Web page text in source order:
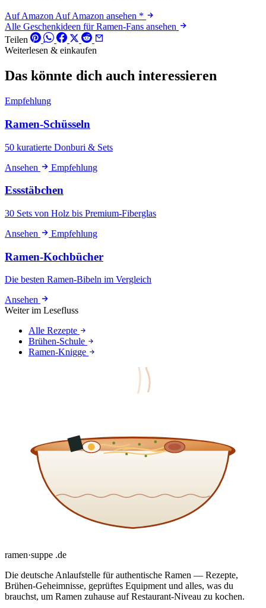
Auf Amazon Auf Amazon ansehen *
Alle Geschenkideen für Ramen-Fans ansehen
Teilen
Weiterlesen & einkaufen
Das könnte dich auch interessieren
Empfehlung
Ramen-Schüsseln
50 kuratierte Donburi & Sets
Ansehen
Empfehlung
Essstäbchen
30 Sets von Holz bis Premium-Fiberglas
Ansehen
Empfehlung
Ramen-Kochbücher
Die besten Ramen-Bibeln im Vergleich
Ansehen
Weiter im Lesefluss
Alle Rezepte
Brühen-Schule
Ramen-Knigge
ramen·suppe .de
Die deutsche Anlaufstelle für authentische Ramen — Rezepte,
Brühen-Geheimnisse, geprüftes Equipment und alles, was du
brauchst, um Ramen zuhause auf Restaurant-Niveau zu kochen.